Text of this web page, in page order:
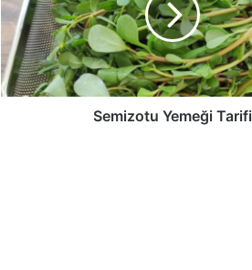
Semizotu Yemeği Tarifi